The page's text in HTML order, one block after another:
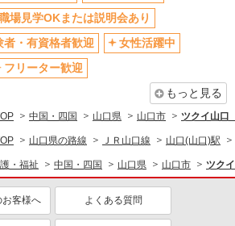
場見学OKまたは説明会あり
者・有資格者歓迎
女性活躍中
フリーター歓迎
もっと見る
中国・四国 山口県 山口市 ツクイ山口
山口県の路線 ＪＲ山口線 山口(山口)駅
・福祉 中国・四国 山口県 山口市 ツク
客様へ よくある質問